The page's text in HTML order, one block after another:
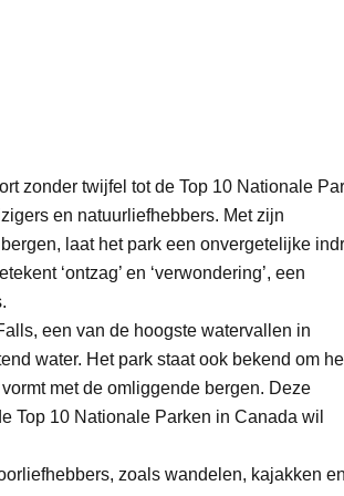
zonder twijfel tot de Top 10 Nationale
en natuurliefhebbers. Met zijn
laat het park een onvergetelijke
‘ontzag’ en ‘verwondering’, een
een van de hoogste watervallen in
water. Het park staat ook bekend om
met de omliggende bergen. Deze
Top 10 Nationale Parken in Canada wil
zoals wandelen, kajakken en